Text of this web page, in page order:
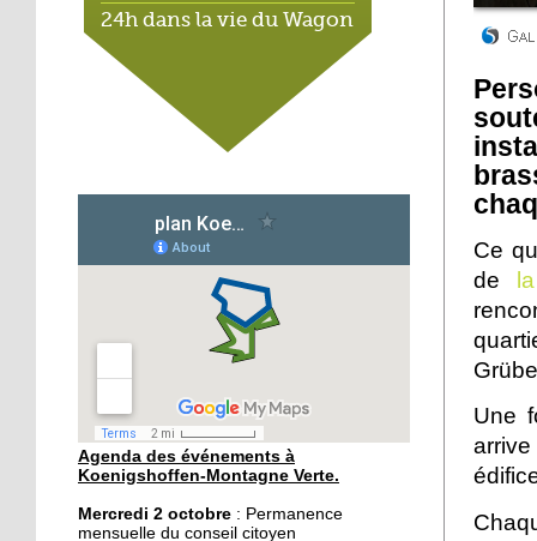
24h dans la vie du Wagon
Souk, espace solidaire
2 octobre 2019
Cantine durable : l'école
Michaël montre
1 octobre 2019
Scolariser les enfants de
l'Hôtel de la rue : un vrai
1 octobre 2019
Hohberg : Ali, le dernier
des marchands
30 septembre 2019
Un dimanche festif à la
Montagne-Verte
Agenda des événements à
Koenigshoffen-Montagne Verte.
Mercredi 2 octobre : Permanence
mensuelle du conseil citoyen
Ce
de
Une